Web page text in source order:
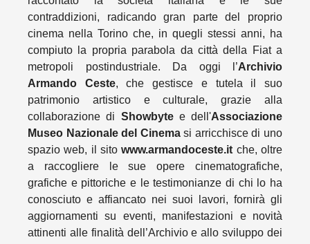
contraddizioni, radicando gran parte del proprio
cinema nella Torino che, in quegli stessi anni, ha
compiuto la propria parabola da città della Fiat a
metropoli postindustriale. Da oggi l’Archivio
Armando Ceste, che gestisce e tutela il suo
patrimonio artistico e culturale, grazie alla
collaborazione di Showbytee dell'Associazione
Museo Nazionale del Cinemasi arricchisce di uno
spazio web, il sitowww.armandoceste.it che, oltre
a raccogliere le sue opere cinematografiche,
grafiche e pittoriche e le testimonianze di chi lo ha
conosciuto e affiancato nei suoi lavori, fornirà gli
aggiornamenti su eventi, manifestazioni e novità
attinenti alle finalità dell’Archivio e allo sviluppo dei